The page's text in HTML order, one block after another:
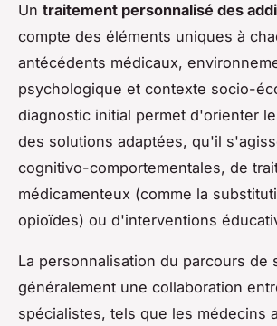
Un traitement personnalisé des
compte des éléments uniques à
antécédents médicaux,
psychologique et contexte socio-
diagnostic initial permet d'orienter
des solutions adaptées, qu'il
cognitivo-comportementales, de
médicamenteux (comme la
opioïdes) ou d'interventions
La personnalisation du parcours de
généralement une collaboration
spécialistes, tels que les médecins